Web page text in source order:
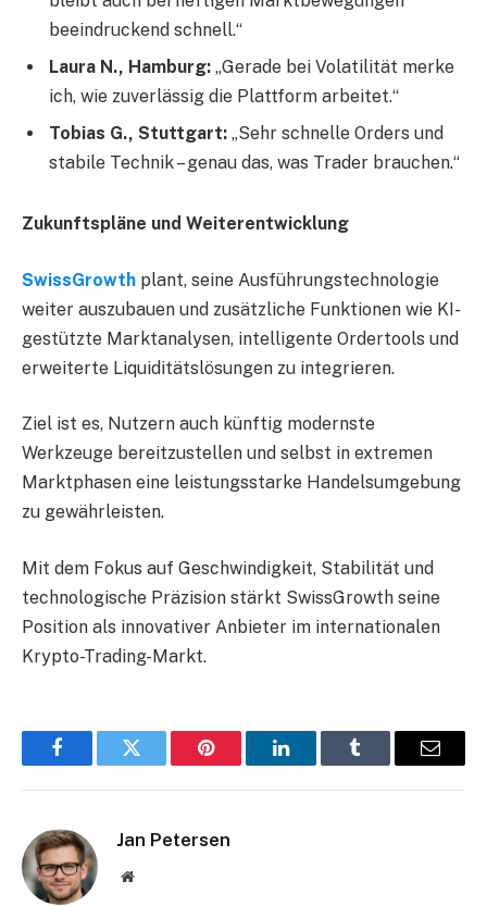
beeindruckend schnell.“
Laura N., Hamburg: „Gerade bei Volatilität merke
ich, wie zuverlässig die Plattform arbeitet.“
Tobias G., Stuttgart: „Sehr schnelle Orders und
stabile Technik – genau das, was Trader brauchen.“
Zukunftspläne und Weiterentwicklung
SwissGrowth plant, seine Ausführungstechnologie
weiter auszubauen und zusätzliche Funktionen wie KI-
gestützte Marktanalysen, intelligente Ordertools und
erweiterte Liquiditätslösungen zu integrieren.
Ziel ist es, Nutzern auch künftig modernste
Werkzeuge bereitzustellen und selbst in extremen
Marktphasen eine leistungsstarke Handelsumgebung
zu gewährleisten.
Mit dem Fokus auf Geschwindigkeit, Stabilität und
technologische Präzision stärkt SwissGrowth seine
Position als innovativer Anbieter im internationalen
Krypto-Trading-Markt.
FacebookTwitter Pinterest LinkedInTumblr Email
Jan Petersen
Website